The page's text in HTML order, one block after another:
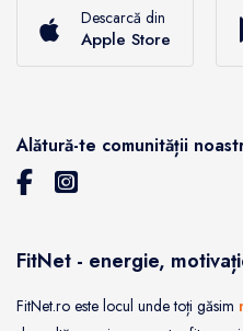
Descarcă din
Apple Store
Alătură-te comunității
FitNet - energie,
FitNet.ro este locul unde toți găsim